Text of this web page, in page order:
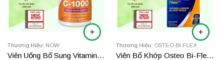
Thương Hiệu: NOW
Viên Uống Bổ Sung Vitamin C Now C-1000 (250 viên)
Thương Hiệu: OSTEO BI-FLEX
Viên Bổ Khớp Osteo Bi-Flex Triple Strength
200 viên
80 viên